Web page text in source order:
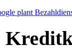
plant